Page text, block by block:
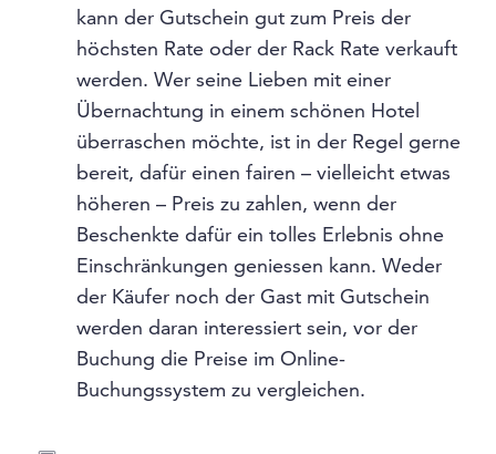
kann der Gutschein gut zum Preis der
höchsten Rate oder der Rack Rate verkauft
werden. Wer seine Lieben mit einer
Übernachtung in einem schönen Hotel
überraschen möchte, ist in der Regel gerne
bereit, dafür einen fairen – vielleicht etwas
höheren – Preis zu zahlen, wenn der
Beschenkte dafür ein tolles Erlebnis ohne
Einschränkungen geniessen kann. Weder
der Käufer noch der Gast mit Gutschein
werden daran interessiert sein, vor der
Buchung die Preise im Online-
Buchungssystem zu vergleichen.